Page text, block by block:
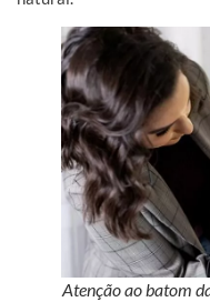
Atenção ao batom